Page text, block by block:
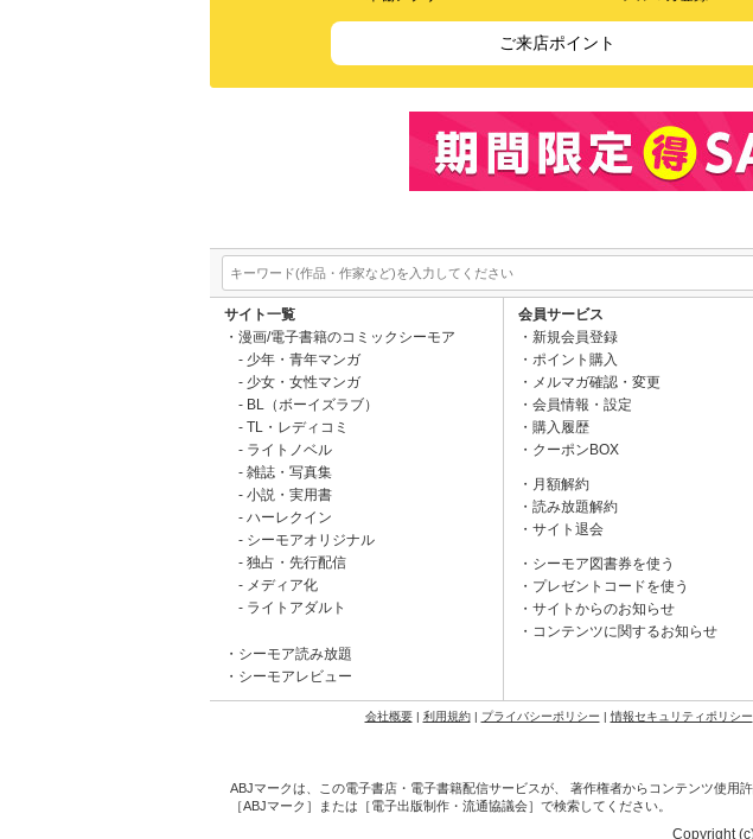
ご来店ポイント
サイト一覧
漫画/電子書籍のコミックシーモア
少年・青年マンガ
少女・女性マンガ
BL（ボーイズラブ）
TL・レディコミ
ライトノベル
雑誌・写真集
小説・実用書
ハーレクイン
シーモアオリジナル
独占・先行配信
メディア化
ライトアダルト
シーモア読み放題
シーモアレビュー
会員サービス
新規会員登録
ポイント購入
メルマガ確認・変更
会員情報・設定
購入履歴
クーポンBOX
月額解約
読み放題解約
サイト退会
シーモア図書券を使う
プレゼントコードを使う
サイトからのお知らせ
コンテンツに関するお知らせ
会社概要| 利用規約| プライバシーポリシー | 情報セキュリティポリシー
ABJマークは、この電子書店・電子書籍配信サービスが、 著作権者からコンテンツ使
［ABJマーク］または［電子出版制作・流通協議会］で検索してください。
Copyright